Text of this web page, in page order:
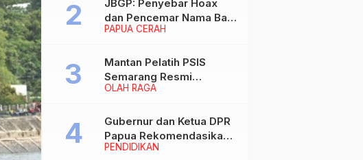
PAPUA CERAH
JBGP: Penyebar Hoax
dan Pencemar Nama Baik
Gubernur Papua Siap
Hukum!
OLAH RAGA
Mantan Pelatih PSIS
Semarang Resmi
Nakhodahi Persipura
PENDIDIKAN
Gubernur dan Ketua DPR
Papua Rekomendasikan
Ade Yamin Jabat Rektor